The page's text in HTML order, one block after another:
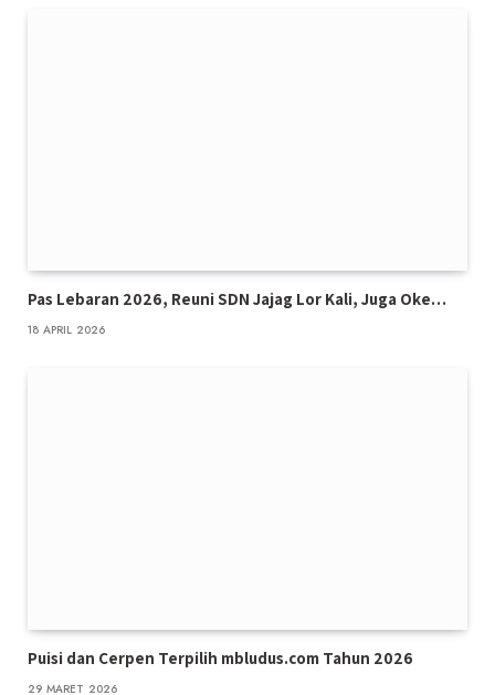
Pas Lebaran 2026, Reuni SDN Jajag Lor Kali, Juga Oke…
18 APRIL 2026
Puisi dan Cerpen Terpilih mbludus.com Tahun 2026
29 MARET 2026